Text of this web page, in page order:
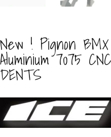
New ! Pignon
Aluminium 7075
DENTS